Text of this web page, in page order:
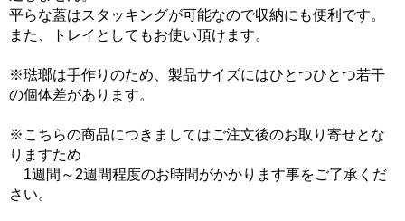
平らな蓋はスタッキングが可能なので収納にも便利です。
また、トレイとしてもお使い頂けます。
※琺瑯は手作りのため、製品サイズにはひとつひとつ若干
の個体差があります。
※こちらの商品につきましてはご注文後のお取り寄せとな
りますため
1週間～2週間程度のお時間がかかります事をご了承くだ
さい。